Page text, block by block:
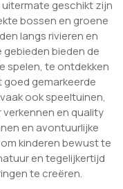
geschikt zijn
bossen en groene
langs rivieren en
gebieden bieden de
spelen, te ontdekken
goed gemarkeerde
ook speeltuinen,
en quality
en avontuurlijke
kinderen bewust te
en tegelijkertijd
te creëren.